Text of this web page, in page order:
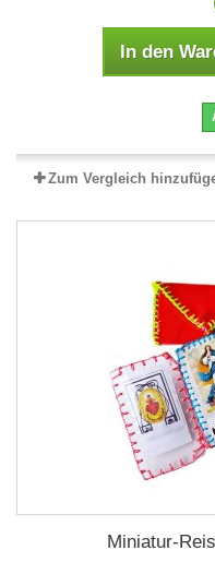
In den
Zum Vergleich
Miniatur-